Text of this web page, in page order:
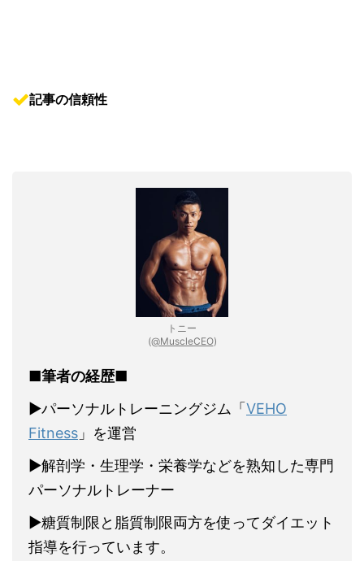
記事の信頼性
トニー
(@MuscleCEO)
■筆者の経歴■
▶︎パーソナルトレーニングジム「 VEHO
Fitness 」を運営
▶︎解剖学・生理学・栄養学などを熟知した専門
パーソナルトレーナー
▶︎糖質制限と脂質制限両方を使ってダイエット
指導を行っています。